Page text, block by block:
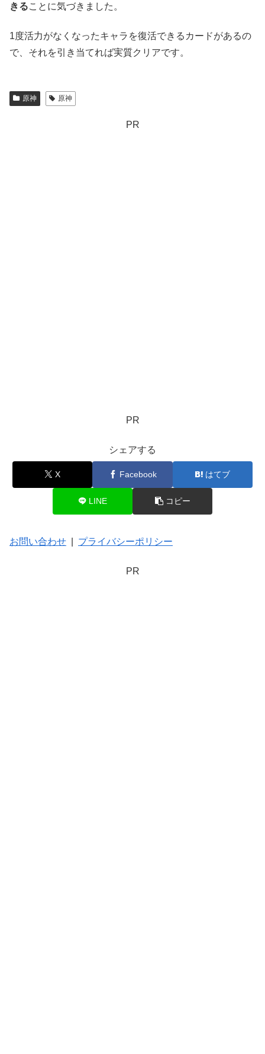
きることに気づきました。
1度活力がなくなったキャラを復活できるカードがあるの
で、それを引き当てれば実質クリアです。
原神 原神
PR
PR
シェアする
X Facebook はてブ
LINE コピー
お問い合わせ プライバシーポリシー
PR